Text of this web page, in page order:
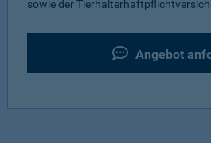
sowie der
Angebot